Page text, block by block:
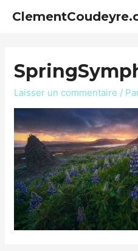
Laisser un commentaire /